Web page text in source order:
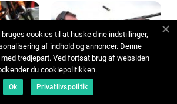
mest
04 oktober 2025
Jägarexamen - lär dig om
cookies til at huske dine indstillinger,
af indhold og annoncer. Denne
tredjepart. Ved fortsat brug af websiden
du cookiepolitikken.
Ok Privatlivspolitik